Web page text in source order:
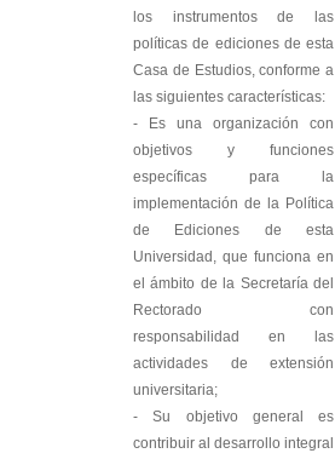
los instrumentos de las
políticas de ediciones de esta
Casa de Estudios, conforme a
las siguientes características:
- Es una organización con
objetivos y funciones
específicas para la
implementación de la Política
de Ediciones de esta
Universidad, que funciona en
el ámbito de la Secretaría del
Rectorado con
responsabilidad en las
actividades de extensión
universitaria;
- Su objetivo general es
contribuir al desarrollo integral